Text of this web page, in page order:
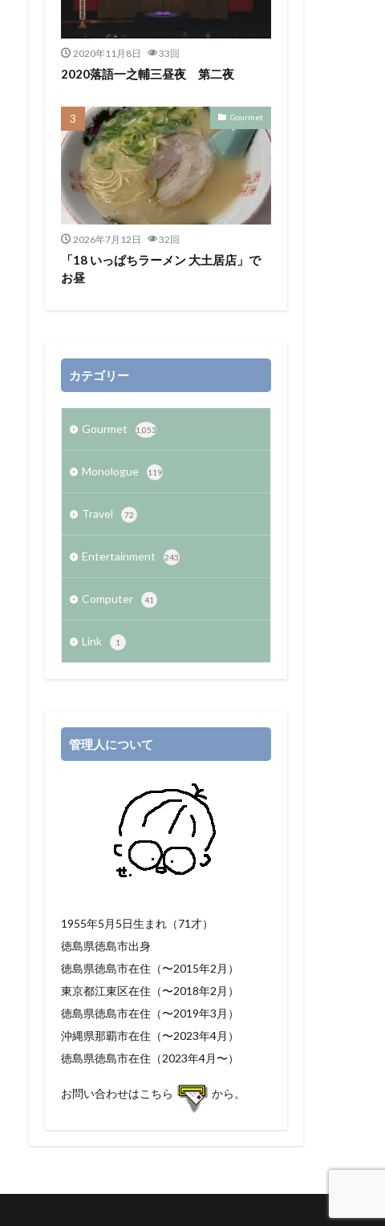
2020年11月8日 33回
2020落語一之輔三昼夜 第二夜
Gourmet
2026年7月12日 32回
「18 いっぱちラーメン 大土居店」で
お昼
カテゴリー
Gourmet 1,053
Monologue 119
Travel 72
Entertainment 243
Computer 41
Link 1
管理人について
1955年5月5日生まれ（71才）
徳島県徳島市出身
徳島県徳島市在住（〜2015年2月）
東京都江東区在住（〜2018年2月）
徳島県徳島市在住（〜2019年3月）
沖縄県那覇市在住（〜2023年4月）
徳島県徳島市在住（2023年4月〜）
お問い合わせはこちら から。